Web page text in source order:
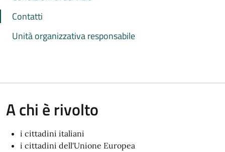
Contatti
Unità organizzativa responsabile
A chi è rivolto
i cittadini italiani
i cittadini dell'Unione Europea